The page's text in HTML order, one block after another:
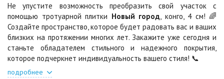
Не упустите возможность преобразить свой участок с
помощью тротуарной плитки Новый город , конго, 4 см! 🌈
Создайте пространство, которое будет радовать вас и ваших
близких на протяжении многих лет. Закажите уже сегодня и
станьте обладателем стильного и надежного покрытия,
которое подчеркнет индивидуальность вашего стиля! 📞
подробнее